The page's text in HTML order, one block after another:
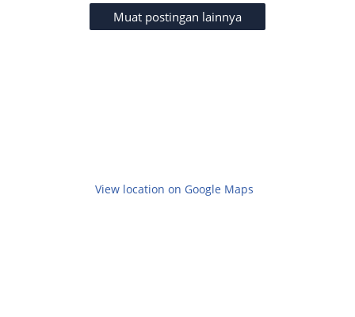
Muat postingan lainnya
View location on Google Maps